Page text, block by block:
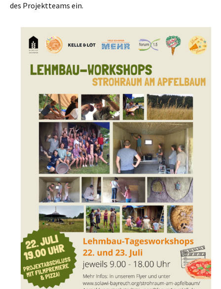
des Projektteams ein.